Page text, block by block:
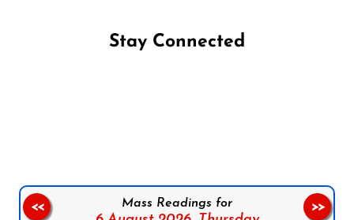
Stay Connected
Mass Readings for
<< >>